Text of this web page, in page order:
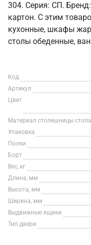
304. Серия: СП.
картон. С этим
кухонные, шкафы
столы обеденные,
Код
Артикул
Цвет
Материал столешницы стола
Упаковка
Полки
Борт
Вес, кг
Длина, мм
Высота, мм
Ширина, мм
Выдвижные ящики
Тип двери